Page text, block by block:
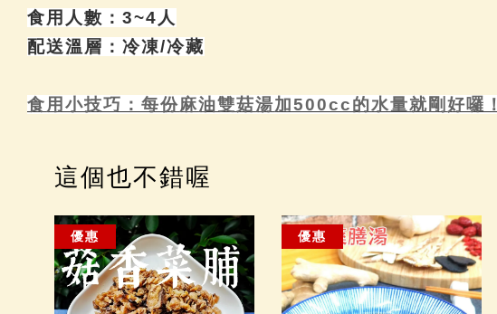
食用人數：3~4人
配送溫層：冷凍/冷藏
食用小技巧：每份麻油雙菇湯加500cc的水量就剛好囉！
這個也不錯喔
優惠 優惠